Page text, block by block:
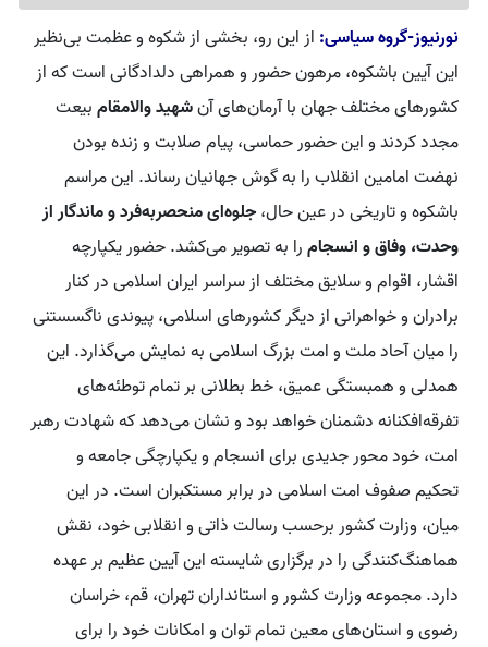
نورنیوز-گروه سیاسی: از این رو، بخشی از شکوه و عظمت بی‌نظیر
این آیین باشکوه، مرهون حضور و همراهی دلدادگانی است که از
کشورهای مختلف جهان با آرمان‌های آنشهید والامقامبیعت
مجدد کردند و این حضور حماسی، پیام صلابت و زنده بودن
نهضت امامین انقلاب را به گوش جهانیان رساند. این مراسم
باشکوه و تاریخی در عین حال،جلوه‌ای منحصربه‌فرد و ماندگار از
وحدت، وفاق و انسجامرا به تصویر می‌کشد. حضور یکپارچه
اقشار، اقوام و سلایق مختلف از سراسر ایران اسلامی در کنار
برادران و خواهرانی از دیگر کشورهای اسلامی، پیوندی ناگسستنی
را میان آحاد ملت و امت بزرگ اسلامی به نمایش می‌گذارد. این
همدلی و همبستگی عمیق، خط بطلانی بر تمام توطئه‌های
تفرقه‌افکنانه دشمنان خواهد بود و نشان می‌دهد که شهادت رهبر
امت، خود محور جدیدی برای انسجام و یکپارچگی جامعه و
تحکیم صفوف امت اسلامی در برابر مستکبران است. در این
میان، وزارت کشور برحسب رسالت ذاتی و انقلابی خود، نقش
هماهنگ‌کنندگی را در برگزاری شایسته این آیین عظیم بر عهده
دارد. مجموعه وزارت کشور و استانداران تهران، قم، خراسان
رضوی و استان‌های معین تمام توان و امکانات خود را برای